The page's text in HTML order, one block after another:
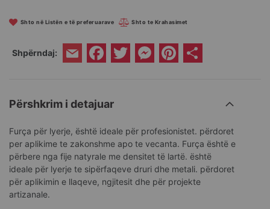
Shto në Listën e të preferuarave Shto te Krahasimet
Shpërndaj: Email Facebook
Twitter Messenger
Pinterest
Përshkrim i detajuar
Furça për lyerje, është ideale për profesionistet. përdoret
per aplikime te zakonshme apo te vecanta. Furça është e
përbere nga fije natyrale me densitet të lartë. është
ideale për lyerje te sipërfaqeve druri dhe metali. përdoret
për aplikimin e llaqeve, ngjitesit dhe për projekte
artizanale.